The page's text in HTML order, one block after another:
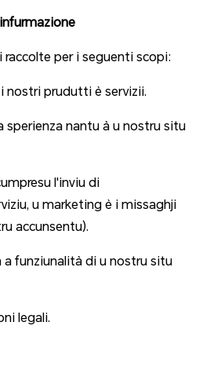
per i seguenti scopi:
nostri prudutti è servizii.
sperienza nantu à u nostru situ
l'inviu di
u marketing è i missaghji
accunsentu).
a funziunalità di u nostru situ
legali.